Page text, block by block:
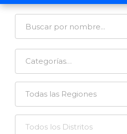
Categorías…
Todas las Regiones
Todos los Distritos